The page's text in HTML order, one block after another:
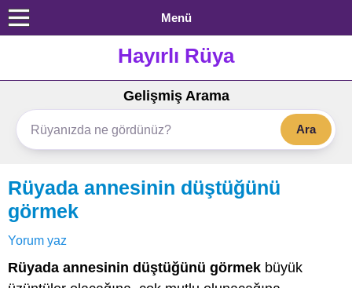
Menü
Hayırlı Rüya
Gelişmiş Arama
Ara
Rüyada annesinin düştüğünü
görmek
Yorum yaz
Rüyada annesinin düştüğünü görmek büyük